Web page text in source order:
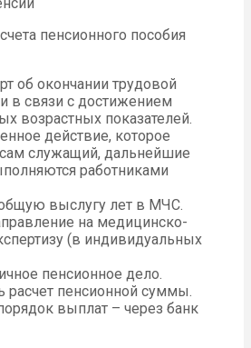
пенсионного пособия
об окончании трудовой
в связи с достижением
возрастных показателей.
действие, которое
служащий, дальнейшие
работниками
выслугу лет в МЧС.
на медицинско-
(в индивидуальных
пенсионное дело.
расчет пенсионной суммы.
выплат – через банк